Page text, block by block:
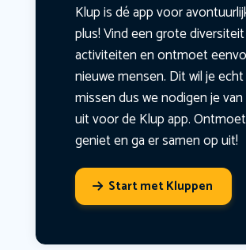
Klup is dé app voor
plus! Vind een grote
activiteiten en ontmoet
nieuwe mensen. Dit wil je
missen dus we nodigen je
uit voor de Klup app.
geniet en ga er samen op uit!
Start met Kluppen